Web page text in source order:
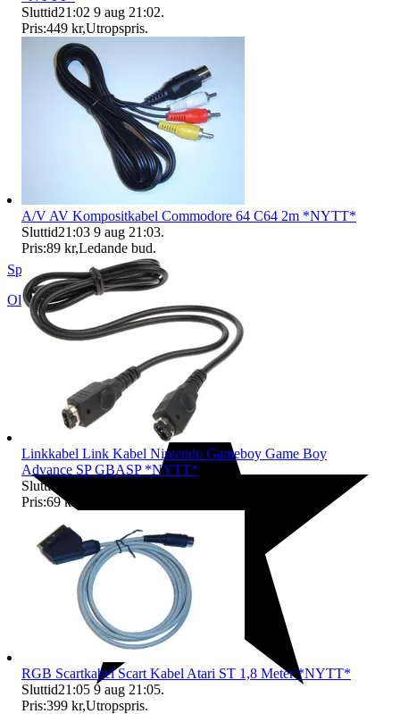
Spelfyndet
Olsfors,Sverige
Sluttid21:02 9 aug 21:02.
Pris:449 kr,Utropspris.
A/V AV Kompositkabel Commodore 64 C64 2m *NYTT*
Sluttid21:03 9 aug 21:03.
Pris:89 kr,Ledande bud.
Linkkabel Link Kabel Nintendo Gameboy Game Boy
Advance SP GBASP *NYTT*
Sluttid
Pris:69 kr
RGB Scartkabel Scart Kabel Atari ST 1,8 Meter *NYTT*
Sluttid21:05 9 aug 21:05.
Pris:399 kr,Utropspris.